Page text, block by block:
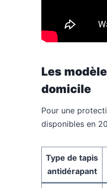
Les
domicile
Pour une
disponibles en
Type de tapis
antidérapant